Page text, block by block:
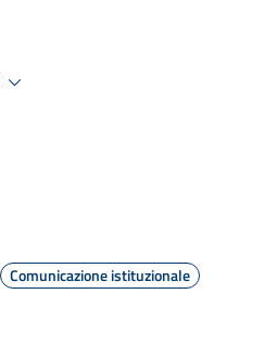
Comunicazione istituzionale